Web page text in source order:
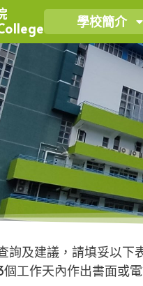
學校簡介
詢及建議，請填妥以下
工作天內作出書面或電